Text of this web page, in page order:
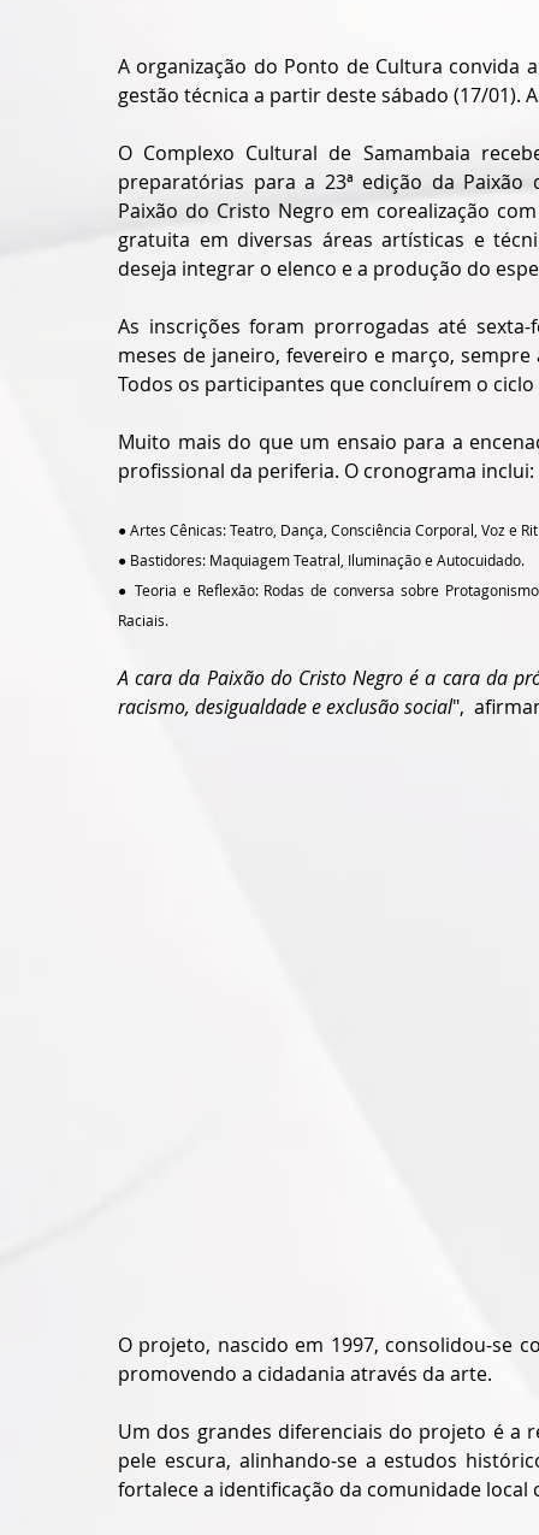
A organização do Ponto de Cultura convida
gestão técnica a partir deste sábado (17/01).
O Complexo Cultural de Samambaia
preparatórias para a 23ª edição da
Paixão do Cristo Negro em corealização
gratuita em diversas áreas artísticas e
deseja integrar o elenco e a produção do
As inscrições foram prorrogadas até
meses de janeiro, fevereiro e março,
Todos os participantes que concluírem o
Muito mais do que um ensaio para a
profissional da periferia. O cronograma inclui:
● Artes Cênicas: Teatro, Dança, Consciência Corporal, Voz e
● Bastidores: Maquiagem Teatral, Iluminação e Autocuidado.
● Teoria e Reflexão: Rodas de conversa sobre
Raciais.
A cara da Paixão do Cristo Negro é a cara da
racismo, desigualdade e exclusão social",
O projeto, nascido em 1997, consolidou-se
promovendo a cidadania através da arte.
Um dos grandes diferenciais do projeto é a
pele escura, alinhando-se a estudos
fortalece a identificação da comunidade local